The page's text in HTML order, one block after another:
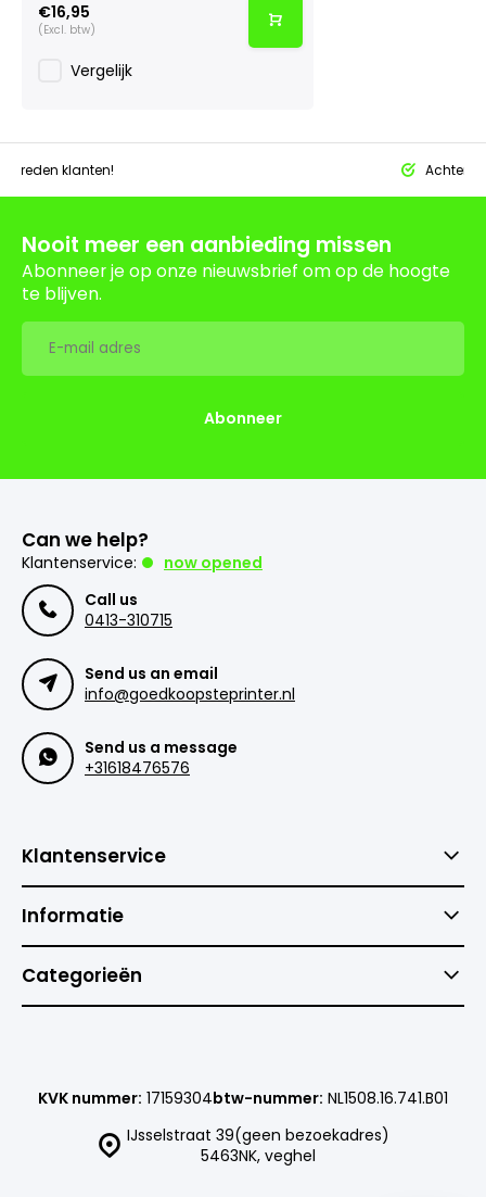
€16,95
(Excl. btw)
Vergelijk
klanten! Achteraf
Nooit meer een aanbieding missen
Abonneer je op onze nieuwsbrief om op de hoogte
te blijven.
Abonneer
Can we help?
Klantenservice:
now opened
Call us
0413-310715
Send us an email
info@goedkoopsteprinter.nl
Send us a message
+31618476576
Klantenservice
Informatie
Categorieën
IJsselstraat 39(geen bezoekadres)
5463NK, veghel
KVK nummer: 17159304btw-nummer: NL1508.16.741.B01